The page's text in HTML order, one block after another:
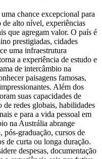
chance excepcional para
de alto nível, experiências
que agregam valor. O país é
prestigiadas, cidades
uma infraestrutura
a experiência de estudo e
de intercâmbio na
paisagens famosas,
Além dos
suas capacidades de
de redes globais, habilidades
e para a vida pessoal em
na Austrália abrange
pós-graduação, cursos de
de curta ou longa duração.
despesas, documentação